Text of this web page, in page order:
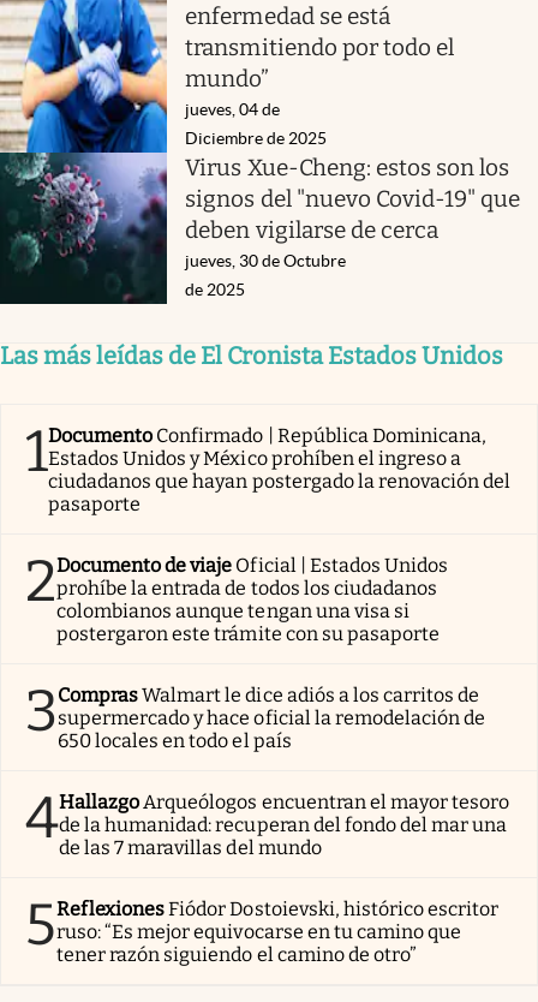
enfermedad se está
transmitiendo por todo el
mundo”
jueves, 04 de
Diciembre de 2025
Virus Xue-Cheng: estos son los
signos del "nuevo Covid-19" que
deben vigilarse de cerca
jueves, 30 de Octubre
de 2025
Las más leídas de El Cronista Estados Unidos
1Documento Confirmado | República Dominicana,
Estados Unidos y México prohíben el ingreso a
ciudadanos que hayan postergado la renovación del
pasaporte
2Documento de viaje Oficial | Estados Unidos
prohíbe la entrada de todos los ciudadanos
colombianos aunque tengan una visa si
postergaron este trámite con su pasaporte
3ComprasWalmart le dice adiós a los carritos de
supermercado y hace oficial la remodelación de
650 locales en todo el país
4HallazgoArqueólogos encuentran el mayor tesoro
de la humanidad: recuperan del fondo del mar una
de las 7 maravillas del mundo
5ReflexionesFiódor Dostoievski, histórico escritor
ruso: “Es mejor equivocarse en tu camino que
tener razón siguiendo el camino de otro”